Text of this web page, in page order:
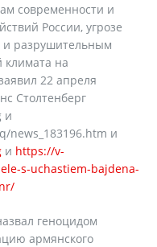
современности и
России, угрозе
и разрушительным
климата на
22 апреля
Столтенберг
и
news_183196.htm и
и https://v-
s-uchastiem-bajdena-
геноцидом
армянского